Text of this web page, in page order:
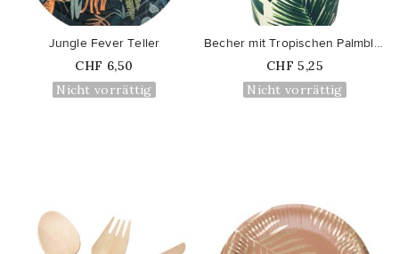
Jungle Fever Teller
Price
CHF 6,50
Nicht vorrättig
Becher mit Tropischen Palmblättern
Price
CHF 5,25
Nicht vorrättig